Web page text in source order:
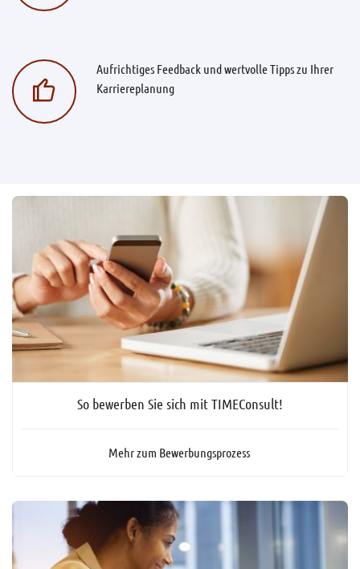
Aufrichtiges Feedback und wertvolle Tipps zu Ihrer
Karriereplanung
So bewerben Sie sich mit TIMEConsult!
Mehr zum Bewerbungsprozess